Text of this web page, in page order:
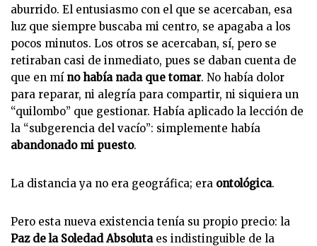
aburrido. El entusiasmo con el que se acercaban, esa
luz que siempre buscaba mi centro, se apagaba a los
pocos minutos. Los otros se acercaban, sí, pero se
retiraban casi de inmediato, pues se daban cuenta de
que en mí no había nada que tomar. No había dolor
para reparar, ni alegría para compartir, ni siquiera un
“quilombo” que gestionar. Había aplicado la lección de
la “subgerencia del vacío”: simplemente había
abandonado mi puesto.
La distancia ya no era geográfica; era ontológica.
Pero esta nueva existencia tenía su propio precio: la
Paz de la Soledad Absolutaes indistinguible de la